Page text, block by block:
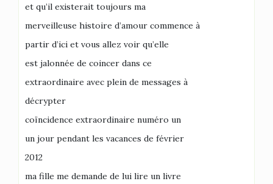
et qu’il existerait toujours ma
merveilleuse histoire d’amour commence à
partir d’ici et vous allez voir qu’elle
est jalonnée de coincer dans ce
extraordinaire avec plein de messages à
décrypter
coïncidence extraordinaire numéro un
un jour pendant les vacances de février
2012
ma fille me demande de lui lire un livre